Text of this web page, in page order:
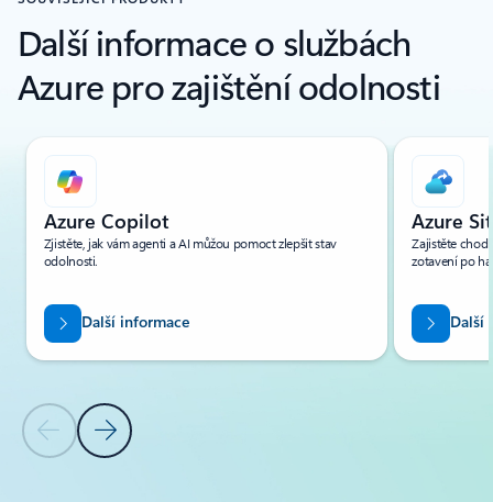
Další informace o službách
Azure pro zajištění odolnosti
Zobrazuje se snímek 1 z 2.
Předchozí snímek
Další snímek
Azure Copilot
Zjistěte, jak vám agenti a AI můžou pomoct zlepšit stav
odolnosti.
Další informace
Azure
Zajistěte chod
zotavení po
Další